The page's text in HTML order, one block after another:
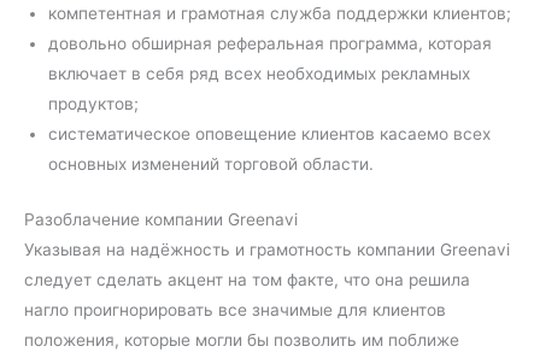
компетентная и грамотная служба поддержки клиентов;
довольно обширная реферальная программа, которая
включает в себя ряд всех необходимых рекламных
продуктов;
систематическое оповещение клиентов касаемо всех
основных изменений торговой области.
Разоблачение компании Greenavi
Указывая на надёжность и грамотность компании Greenavi
следует сделать акцент на том факте, что она решила
нагло проигнорировать все значимые для клиентов
положения, которые могли бы позволить им поближе